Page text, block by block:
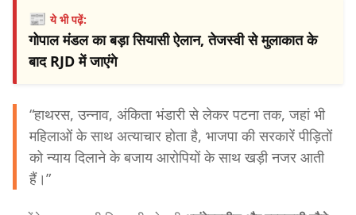
📰ये भी पढ़ें:
गोपाल मंडल का बड़ा सियासी ऐलान, तेजस्वी से मुलाकात के
बाद RJD में जाएंगे
“हाथरस, उन्नाव, अंकिता भंडारी से लेकर पटना तक, जहां भी
महिलाओं के साथ अत्याचार होता है, भाजपा की सरकारें पीड़ितों
को न्याय दिलाने के बजाय आरोपियों के साथ खड़ी नजर आती
हैं।”